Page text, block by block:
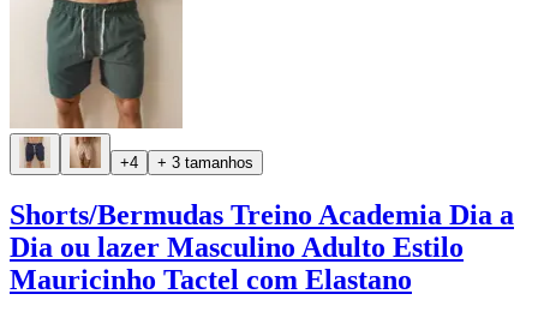
+4 + 3 tamanhos
Shorts/Bermudas Treino Academia Dia a
Dia ou lazer Masculino Adulto Estilo
Mauricinho Tactel com Elastano